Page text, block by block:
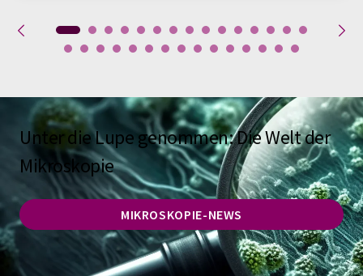
Unter die Lupe genommen: Die Welt der
Mikroskopie
MIKROSKOPIE-NEWS